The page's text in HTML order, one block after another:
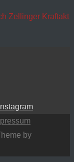
Zellinger Kraftakt
by